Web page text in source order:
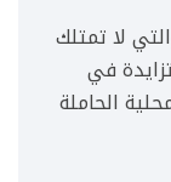
لا تمتلك
في
الحاملة